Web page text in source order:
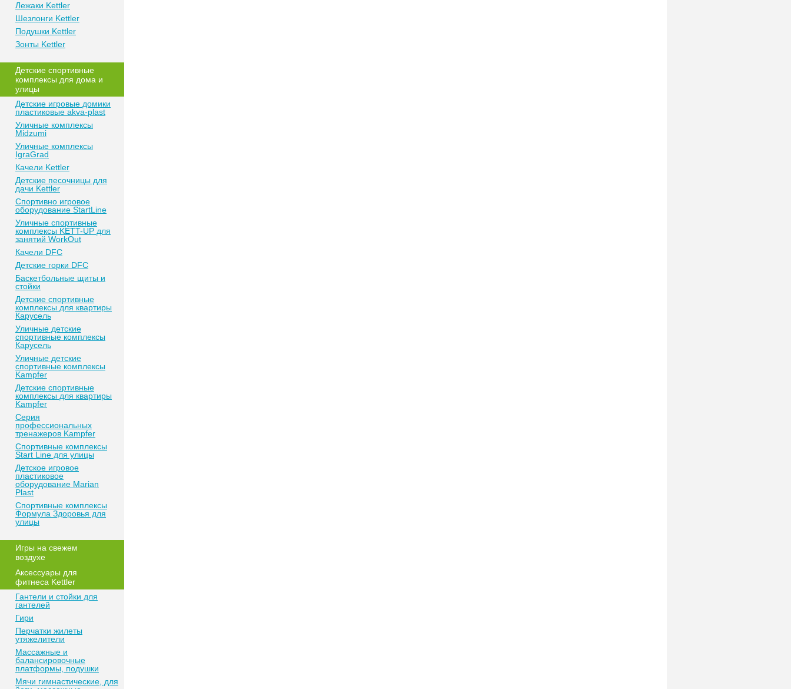
Лежаки Kettler
Шезлонги Kettler
Пoдушки Kettler
Зонты Kettler
Дeтские спoртивныe
кoмплeксы для дома и
улицы
Детские игровые домики
пластиковые akva-plast
Уличные комплексы
Midzumi
Уличные комплексы
IgraGrad
Качели Kettler
Детские песочницы для
дачи Kettler
Спортивно игровое
оборудование StartLine
Уличные спортивные
комплексы KETT-UP для
занятий WorkOut
Качели DFC
Детские горки DFC
Баскетбольные щиты и
стойки
Детские спортивные
комплексы для квартиры
Карусель
Уличные детские
спортивные комплексы
Карусель
Уличные детские
спортивные комплексы
Kampfer
Детские спортивные
комплексы для квартиры
Kampfer
Серия
профессиональных
тренажеров Kampfer
Спортивные комплексы
Start Line для улицы
Детское игровое
пластиковое
оборудование Marian
Plast
Спортивные комплексы
Формула Здоровья для
улицы
Игры на свежем
воздухе
Аксессуары для
фитнеса Kettler
Гантели и стойки для
гантелей
Гири
Перчатки жилеты
утяжелители
Массажные и
балансировочные
платформы, подушки
Мячи гимнастические, для